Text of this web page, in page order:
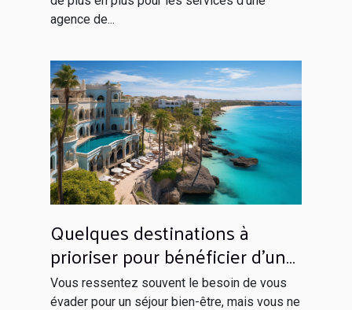
agence de...
Quelques destinations à
prioriser pour bénéficier d’un
séjour inoubliable
Vous ressentez souvent le besoin de vous
évader pour un séjour bien-être, mais vous ne